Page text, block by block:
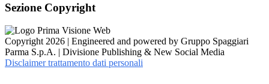
Sezione Copyright
Copyright 2026 | Engineered and powered by Gruppo Spaggiari
Parma S.p.A. | Divisione Publishing & New Social Media
Disclaimer trattamento dati personali